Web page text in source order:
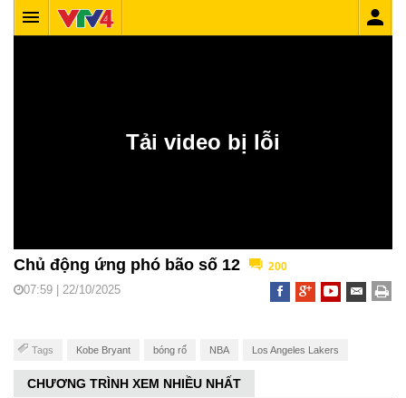
Chủ động ứng phó bão số 12 200
07:59 | 22/10/2025
Tags Kobe Bryant bóng rổ NBA Los Angeles Lakers
CHƯƠNG TRÌNH XEM NHIỀU NHẤT